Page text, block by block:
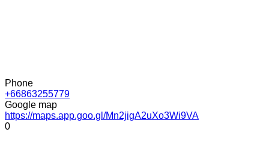
Phone
+66863255779
Google map
https://maps.app.goo.gl/Mn2jigA2uXo3Wi9VA
0